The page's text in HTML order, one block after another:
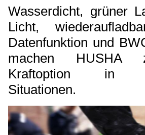
Wasserdicht, grüner
Licht,
Datenfunktion und
machen HUSHA
Kraftoption in
Situationen.